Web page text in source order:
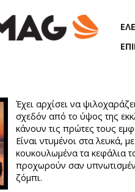
Έχει αρχίσει να
σχεδόν από το ύψος της
κάνουν τις πρώτες τους
Είναι ντυμένοι στα λευκά, με
κουκουλωμένα τα κεφάλια
προχωρούν σαν
ζόμπι.